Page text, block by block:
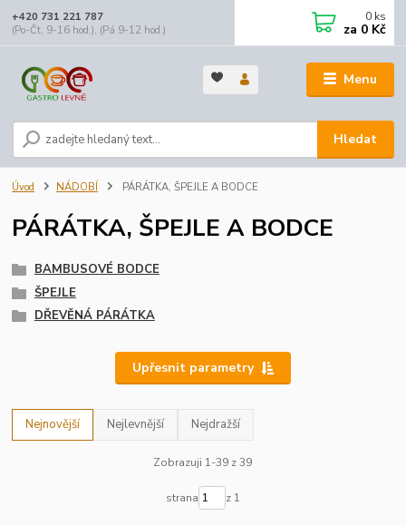
Menu
Hledat
+420 731 221 787
(Po-Čt, 9-16 hod.), (Pá 9-12 hod.)
0 ks
za 0 Kč
Úvod NÁDOBÍ PÁRÁTKA, ŠPEJLE A BODCE
PÁRÁTKA, ŠPEJLE A BODCE
BAMBUSOVÉ BODCE
ŠPEJLE
DŘEVĚNÁ PÁRÁTKA
Upřesnit parametry
Nejnovější Nejlevnější Nejdražší
Zobrazuji 1-39 z 39
strana z 1